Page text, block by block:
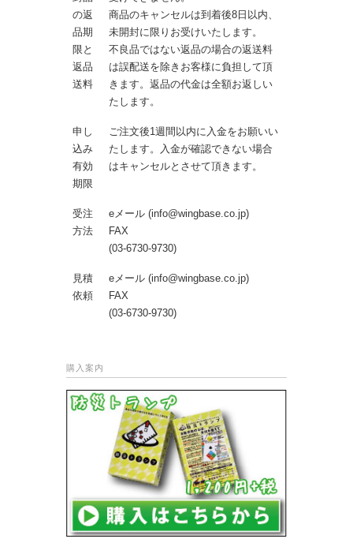
の返
品期
限と
返品
送料
商品のキャンセルは到着後8日以内、
未開封に限りお受けいたします。
不良品ではない返品の場合の返送料
は誤配送を除きお客様に負担して頂
きます。返品の代金は全額お返しい
たします。
申し
込み
有効
期限
ご注文後1週間以内に入金をお願いい
たします。入金が確認できない場合
はキャンセルとさせて頂きます。
受注
方法
eメール (info@wingbase.co.jp)
FAX
(03-6730-9730)
見積
依頼
eメール (info@wingbase.co.jp)
FAX
(03-6730-9730)
購入案内